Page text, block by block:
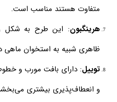
متفاوت هستند مناسب است.
هرینگبون: این طرح به شکل
ظاهری شبیه به استخوان ماهی
توییل: دارای بافت مورب و
و انعطاف‌پذیری بیشتری